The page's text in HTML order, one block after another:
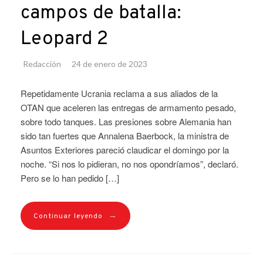
campos de batalla:
Leopard 2
Redacción 24 de enero de 2023
Repetidamente Ucrania reclama a sus aliados de la
OTAN que aceleren las entregas de armamento pesado,
sobre todo tanques. Las presiones sobre Alemania han
sido tan fuertes que Annalena Baerbock, la ministra de
Asuntos Exteriores pareció claudicar el domingo por la
noche. “Si nos lo pidieran, no nos opondríamos”, declaró.
Pero se lo han pedido […]
Continuar leyendo →